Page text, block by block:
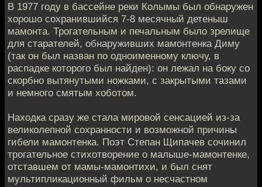
В 1977 году в бассейне реки Колымы был обнаружен
хорошо сохранившийся 7-8 месячный детеныш
мамонта. Трогательным и печальным было зрелище
для старателей, обнаруживших мамонтенка Диму
(так он был назван по одноименному ключу, в
распадке которого был найден): он лежал на боку со
скорбно вытянутыми ножками, с закрытыми тазами
и немного смятым хоботом.
Находка сразу же стала мировой сенсацией из-за
великолепной сохранности и возможной причины
гибели мамонтенка. Поэт Степан Щипачев сочинил
трогательное стихотворение о малыше-мамонтенке,
отставшем от мамы-мамонтихи, и был снят
мультипликационный фильм о несчастном